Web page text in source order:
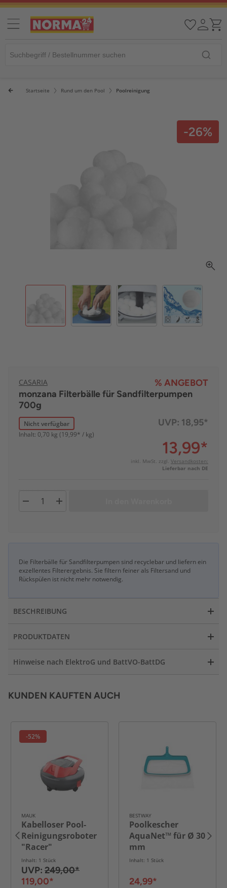
Startseite Rund um den Pool Poolreinigung
-26%
CASARIA
% ANGEBOT
monzana Filterbälle für Sandfilterpumpen
700g
Nicht verfügbar
Inhalt: 0,70 kg (19,99* / kg)
UVP: 18,95*
13,99*
inkl. MwSt. zzgl. Versandkosten:
Lieferbar nach DE
Die Filterbälle für Sandfilterpumpen sind recyclebar und liefern ein
exzellentes Filterergebnis. Sie filtern feiner als Filtersand und
Rückspülen ist nicht mehr notwendig.
BESCHREIBUNG
PRODUKTDATEN
Hinweise nach ElektroG und BattVO-BattDG
KUNDEN KAUFTEN AUCH
-52%
MAUK
Kabelloser Pool-
Reinigungsroboter
"Racer"
Inhalt: 1 Stück
UVP: 249,00*
119,00*
BESTWAY
Poolkescher
AquaNet™ für Ø 30
mm
Teleskopstangen
40 x 41 cm - Blau
Inhalt: 1 Stück
24,99*